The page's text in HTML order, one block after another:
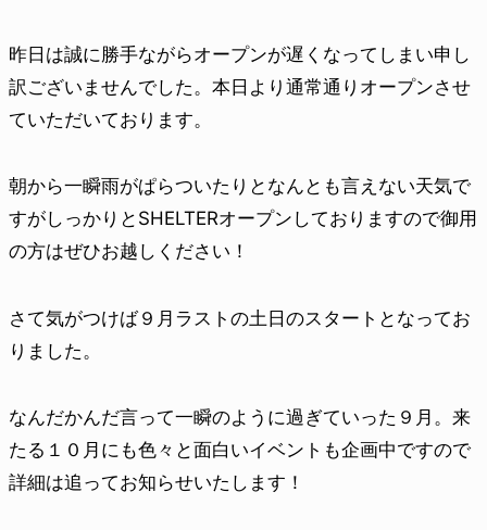
昨日は誠に勝手ながらオープンが遅くなってしまい申し
訳ございませんでした。本日より通常通りオープンさせ
ていただいております。
朝から一瞬雨がぱらついたりとなんとも言えない天気で
すがしっかりとSHELTERオープンしておりますので御用
の方はぜひお越しください！
さて気がつけば９月ラストの土日のスタートとなってお
りました。
なんだかんだ言って一瞬のように過ぎていった９月。来
たる１０月にも色々と面白いイベントも企画中ですので
詳細は追ってお知らせいたします！